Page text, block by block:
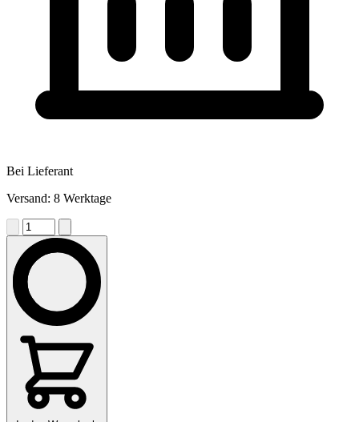
Bei Lieferant
Versand: 8 Werktage